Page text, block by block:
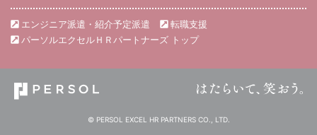
エンジニア派遣・紹介予定派遣
転職支援
パーソルエクセルＨＲパートナーズ トップ
© PERSOL EXCEL HR PARTNERS CO., LTD.